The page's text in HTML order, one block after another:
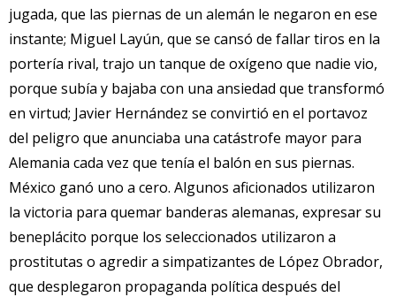
jugada, que las piernas de un alemán le negaron en ese
instante; Miguel Layún, que se cansó de fallar tiros en la
portería rival, trajo un tanque de oxígeno que nadie vio,
porque subía y bajaba con una ansiedad que transformó
en virtud; Javier Hernández se convirtió en el portavoz
del peligro que anunciaba una catástrofe mayor para
Alemania cada vez que tenía el balón en sus piernas.
México ganó uno a cero. Algunos aficionados utilizaron
la victoria para quemar banderas alemanas, expresar su
beneplácito porque los seleccionados utilizaron a
prostitutas o agredir a simpatizantes de López Obrador,
que desplegaron propaganda política después del